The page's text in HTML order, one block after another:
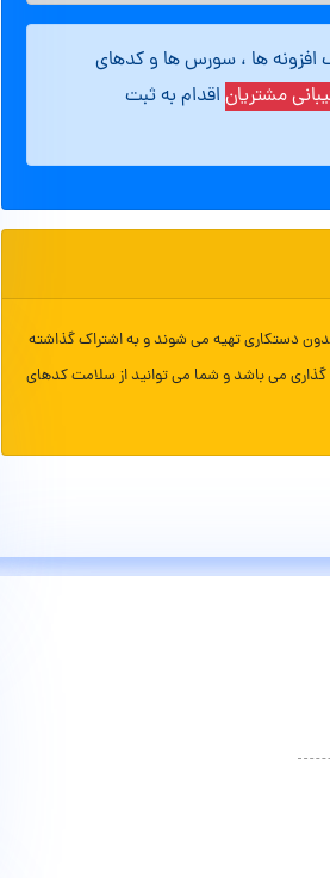
افزونه ها ، سورس ها و کدهای
مشتریان اقدام به ثبت
دستکاری تهیه می شوند و به اشتراک گذاشته
می باشد و شما می توانید از سلامت کدهای